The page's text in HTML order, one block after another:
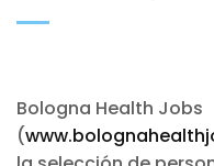
Bologna Health Jobs
(